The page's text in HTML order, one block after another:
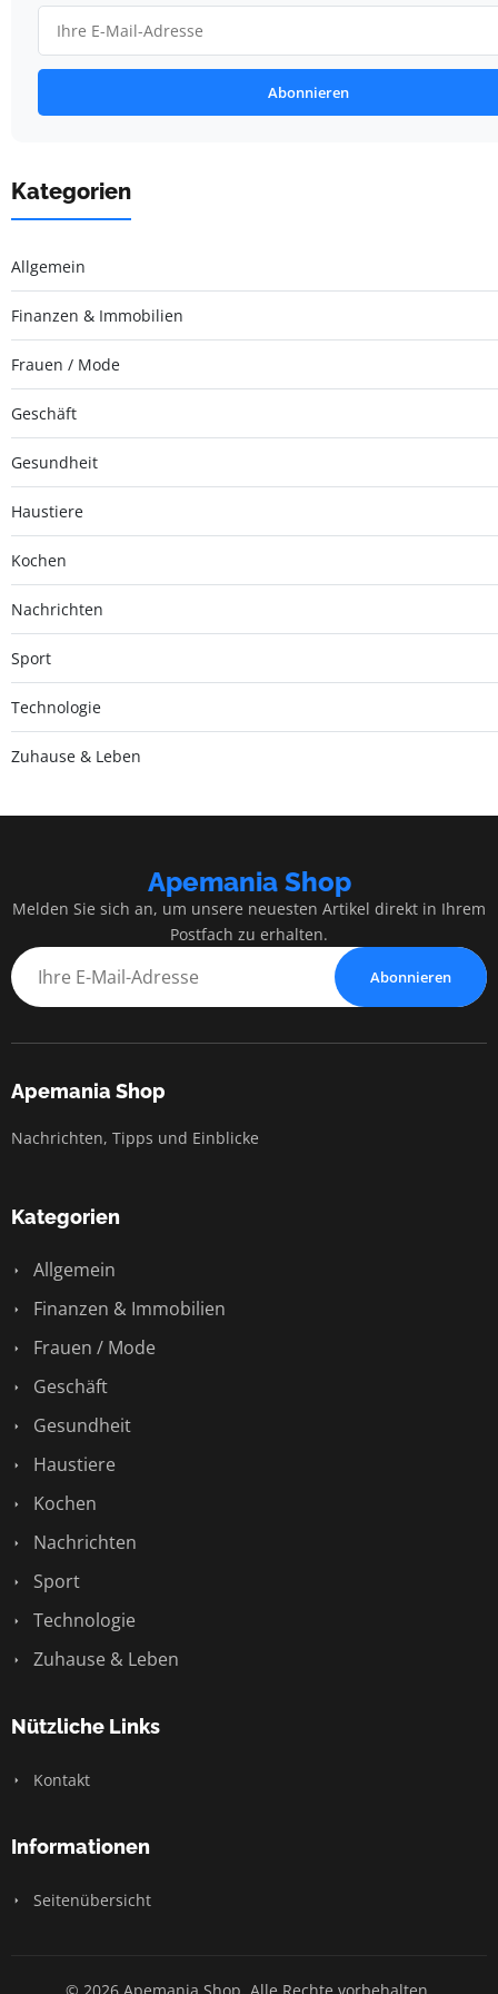
Abonnieren
Kategorien
Allgemein
Finanzen & Immobilien
Frauen / Mode
Geschäft
Gesundheit
Haustiere
Kochen
Nachrichten
Sport
Technologie
Zuhause & Leben
Apemania Shop
Melden Sie sich an, um unsere neuesten Artikel direkt in Ihrem
Postfach zu erhalten.
Abonnieren
Apemania Shop
Nachrichten, Tipps und Einblicke
Kategorien
Allgemein
Finanzen & Immobilien
Frauen / Mode
Geschäft
Gesundheit
Haustiere
Kochen
Nachrichten
Sport
Technologie
Zuhause & Leben
Nützliche Links
Kontakt
Informationen
Seitenübersicht